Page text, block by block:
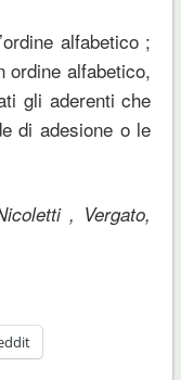
alfabetico ;
ordine alfabetico,
gli aderenti che
di adesione o le
, Vergato,